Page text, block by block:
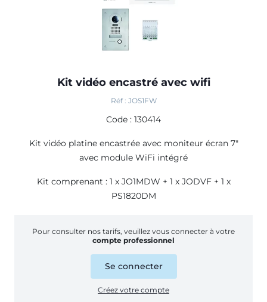
Kit vidéo encastré avec wifi
Réf : JOS1FW
Code : 130414
Kit vidéo platine encastrée avec moniteur écran 7"
avec module WiFi intégré
Kit comprenant : 1 x JO1MDW + 1 x JODVF + 1 x
PS1820DM
Pour consulter nos tarifs, veuillez vous connecter à votre
compte professionnel
Se connecter
Créez votre compte